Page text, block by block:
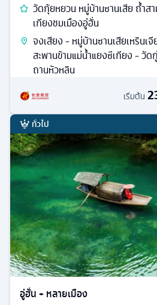
วัดกุ้ยหยวน หมู่บ้านซานเสีย ถ้ำส
เกียงชมเมืองอู่ฮั่น
จงเสียง - หมู่บ้านซานเสียเหรินเ
สะพานข้ามแม่น้ำแยงซีเกียง - วั
ถานหัวหลิน
เริ่มต้น
ทั่วไป
อู่ฮั่น + หลายเมือง